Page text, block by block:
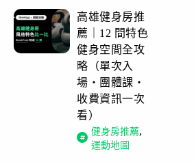
高雄健身房推
薦｜12 間特色
健身空間全攻
略（單次入
場・團體課・
收費資訊一次
看）
健身房推薦,
運動地圖